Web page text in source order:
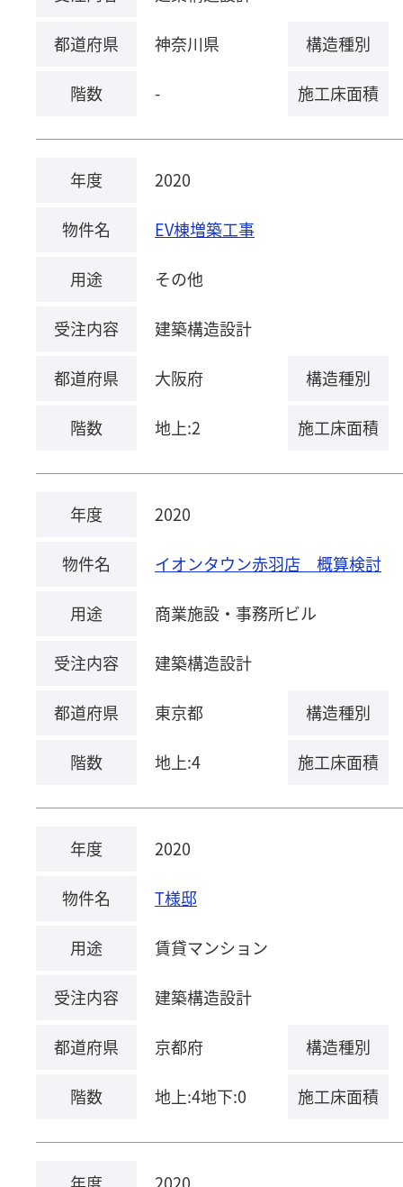
都道府県 神奈川県 構造種別
階数 - 施工床面積
年度 2020
物件名 EV棟増築工事
用途 その他
受注内容 建築構造設計
都道府県 大阪府 構造種別
階数 地上:2 施工床面積
年度 2020
物件名 イオンタウン赤羽店 概算検討
用途 商業施設・事務所ビル
受注内容 建築構造設計
都道府県 東京都 構造種別
階数 地上:4 施工床面積
年度 2020
物件名 T様邸
用途 賃貸マンション
受注内容 建築構造設計
都道府県 京都府 構造種別
階数 地上:4地下:0 施工床面積